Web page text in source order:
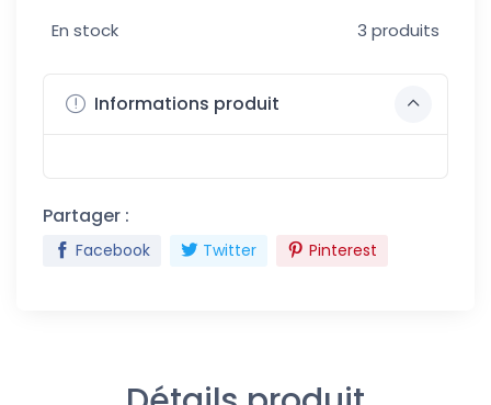
En stock 3 produits
Informations produit
Partager :
Facebook Twitter Pinterest